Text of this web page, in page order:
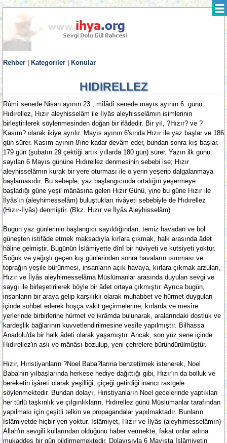
Rehber Kategoriler Konular
HIDIRELLEZ
Rûmî senede Nisan ayının 23., mîlâdî senede mayıs ayının 6. günü.
Hıdırellez, Hızır aleyhisselâm ile İlyâs aleyhisselâmın isimlerinin
birleştirilerek söylenmesinden doğan bir ifâdedir. Bir yıl, ?Hızır? ve ?
Kasım? olarak ikiye ayrılır. Mayıs ayının 6'sında Hızır ile yaz başlar ve 186
gün sürer. Kasım ayının 8'ine kadar devâm eder, bundan sonra kış başlar.
179 gün (şubatın 29 çektiği artık yıllarda 180 gün) sürer. Yazın ilk günü
sayılan 6 Mayıs gününe Hıdırellez denmesinin sebebi ise; Hızır
aleyhisselâmın kurak bir yere oturması ile o yerin yeşerip dalgalanmaya
başlamasıdır. Bu sebeple, yaz başlangıcında ortalığın yeşermeye
başladığı güne yeşil mânâsına gelen Hızır Günü, yine bu güne Hızır ile
İlyâs'ın (aleyhimesselâm) buluştukları rivâyeti sebebiyle de Hıdırellez
(Hızır-İlyâs) denmiştir. (Bkz. Hızır ve İlyâs Aleyhisselâm)
Bugün yaz günlerinin başlangıcı sayıldığından, temiz havadan ve bol
güneşten istifâde etmek maksadıyla kırlara çıkmak, halk arasında âdet
hâline gelmiştir. Bugünün İslâmiyette dînî bir hüviyeti ve kutsiyeti yoktur.
Soğuk ve yağışlı geçen kış günlerinden sonra havaların ısınması ve
toprağın yeşile bürünmesi, insanların açık havaya, kırlara çıkmak arzuları,
Hızır ve İlyâs aleyhimesselâma Müslümanlar arasında duyulan sevgi ve
saygı ile birleşetirilerek böyle bir âdet ortaya çıkmıştır. Ayrıca bugün,
insanların bir araya gelip karşılıklı olarak muhabbet ve hürmet duyguları
içinde sohbet ederek hoşça vakit geçirmelerine; kırlarda ve mesîre
yerlerinde birbirlerine hürmet ve ikrâmda bulunarak, aralarındaki dostluk ve
kardeşlik bağlarının kuvvetlendirilmesine vesîle yapılmıştır. Bilhassa
Anadolu'da bir halk âdeti olarak yaşamıştır. Ancak, son yüz sene içinde
Hıdırellez'in aslı ve mânâsı bozulup, yeni çehrelere büründürülmüştür.
Hızır, Hıristiyanların ?Noel Baba?larına benzetilmek istenerek, Noel
Baba'nın yılbaşlarında herkese hediye dağıttığı gibi, Hızır'ın da bolluk ve
bereketin işâreti olarak yeşilliği, çiçeği getirdiği inancı rastgele
söylenmektedir. Bundan dolayı, Hıristiyanların Noel gecelerinde yaptıkları
her türlü taşkınlık ve çılgınlıkların, Hıdırellez günü Müslümanlar tarafından
yapılması için çeşitli telkin ve propagandalar yapılmaktadır. Bunların
İslâmiyetde hiçbir yeri yoktur. İslâmiyet, Hızır ve İlyâs (aleyhimesselâmın)
Allah'ın sevgili kullarından olduğunu haber vermekte, fakat onlar adına
mukaddes bir gün bildirmemektedir. Dolayısıyla 6 Mayısta İslâmiyetin